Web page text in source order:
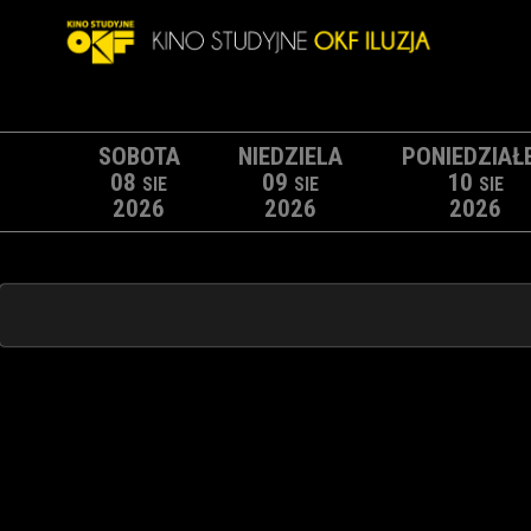
SOBOTA
08 SIE
2026
NIEDZIELA
09 SIE
2026
10 SIE
2026